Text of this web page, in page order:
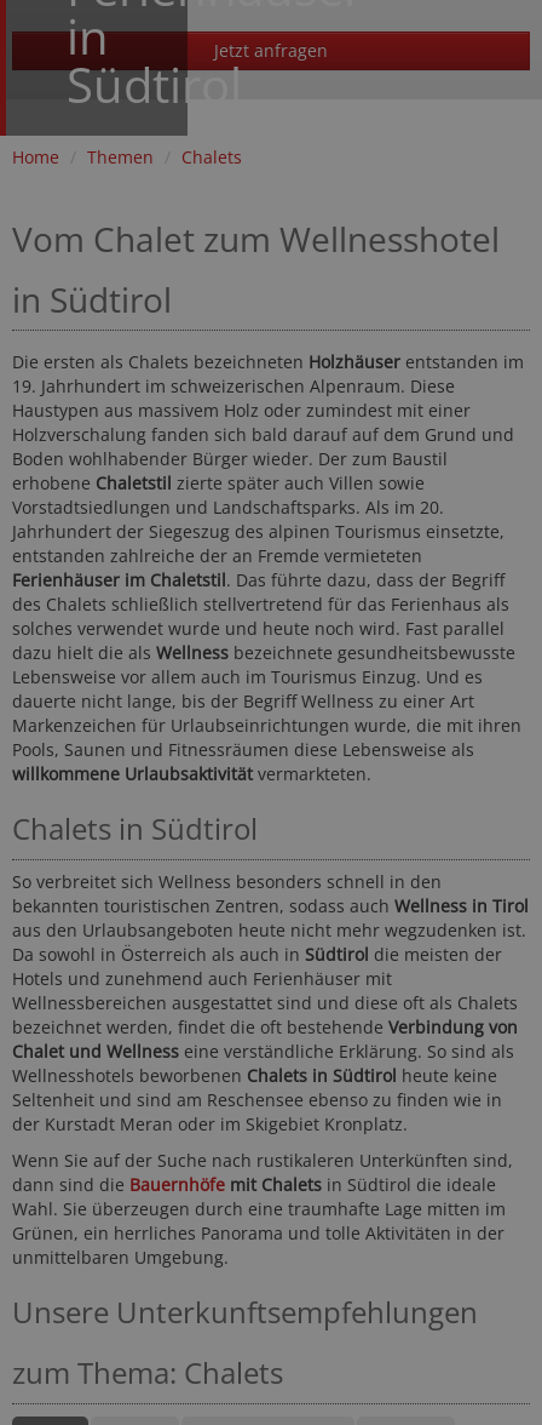
in
Südtirol
Jetzt anfragen
Home / Themen / Chalets
Vom Chalet zum Wellnesshotel
in Südtirol
Die ersten als Chalets bezeichneten Holzhäuser entstanden im
19. Jahrhundert im schweizerischen Alpenraum. Diese
Haustypen aus massivem Holz oder zumindest mit einer
Holzverschalung fanden sich bald darauf auf dem Grund und
Boden wohlhabender Bürger wieder. Der zum Baustil
erhobene Chaletstil zierte später auch Villen sowie
Vorstadtsiedlungen und Landschaftsparks. Als im 20.
Jahrhundert der Siegeszug des alpinen Tourismus einsetzte,
entstanden zahlreiche der an Fremde vermieteten
Ferienhäuser im Chaletstil. Das führte dazu, dass der Begriff
des Chalets schließlich stellvertretend für das Ferienhaus als
solches verwendet wurde und heute noch wird. Fast parallel
dazu hielt die als Wellness bezeichnete gesundheitsbewusste
Lebensweise vor allem auch im Tourismus Einzug. Und es
dauerte nicht lange, bis der Begriff Wellness zu einer Art
Markenzeichen für Urlaubseinrichtungen wurde, die mit ihren
Pools, Saunen und Fitnessräumen diese Lebensweise als
willkommene Urlaubsaktivität vermarkteten.
Chalets in Südtirol
So verbreitet sich Wellness besonders schnell in den
bekannten touristischen Zentren, sodass auch Wellness in Tirol
aus den Urlaubsangeboten heute nicht mehr wegzudenken ist.
Da sowohl in Österreich als auch in Südtirol die meisten der
Hotels und zunehmend auch Ferienhäuser mit
Wellnessbereichen ausgestattet sind und diese oft als Chalets
bezeichnet werden, findet die oft bestehende Verbindung von
Chalet und Wellness eine verständliche Erklärung. So sind als
Wellnesshotels beworbenen Chalets in Südtirol heute keine
Seltenheit und sind am Reschensee ebenso zu finden wie in
der Kurstadt Meran oder im Skigebiet Kronplatz.
Wenn Sie auf der Suche nach rustikaleren Unterkünften sind,
dann sind die Bauernhöfe mit Chalets in Südtirol die ideale
Wahl. Sie überzeugen durch eine traumhafte Lage mitten im
Grünen, ein herrliches Panorama und tolle Aktivitäten in der
unmittelbaren Umgebung.
Unsere Unterkunftsempfehlungen
zum Thema: Chalets